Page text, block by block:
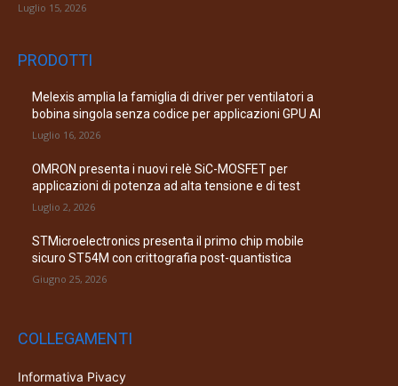
Luglio 15, 2026
PRODOTTI
Melexis amplia la famiglia di driver per ventilatori a
bobina singola senza codice per applicazioni GPU AI
Luglio 16, 2026
OMRON presenta i nuovi relè SiC-MOSFET per
applicazioni di potenza ad alta tensione e di test
Luglio 2, 2026
STMicroelectronics presenta il primo chip mobile
sicuro ST54M con crittografia post-quantistica
Giugno 25, 2026
COLLEGAMENTI
Informativa Pivacy